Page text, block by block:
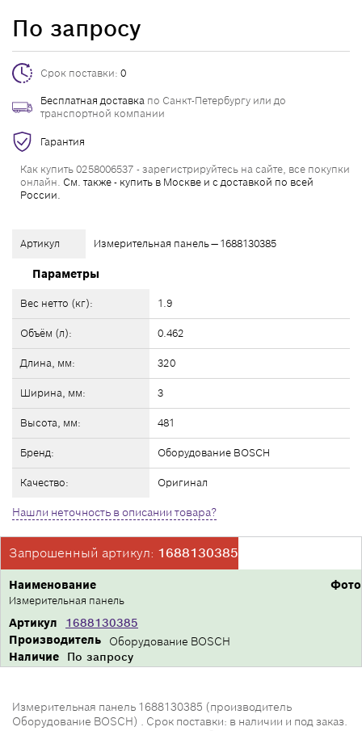
Артикул Измерительная панель — 1688130385
Параметры
Вес нетто (кг): 1.9
Объём (л): 0.462
Длина, мм: 320
Ширина, мм: 3
Высота, мм: 481
Бренд: Оборудование BOSCH
Качество: Оригинал
Нашли неточность в описании товара?
По запросу
Срок поставки: 0
Бесплатная доставка по Санкт-Петербургу или до
транспортной компании
Гарантия
Как купить 0258006537 - зарегистрируйтесь на сайте, все покупки
онлайн. См. также - купить в Москве и с доставкой по всей
России.
Запрошенный артикул: 1688130385
Фото
Производитель Оборудование BOSCH
Артикул 1688130385
Наименование
Измерительная панель
Наличие По запросу
Измерительная панель 1688130385 (производитель
Оборудование BOSCH) . Срок поставки: в наличии и под заказ.